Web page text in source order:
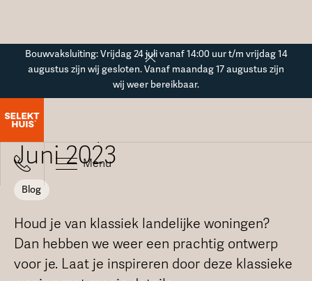
Bouwvaksluiting: Vrijdag 24 juli vanaf 14:00 uur t/m vrijdag 14
augustus zijn wij gesloten. Vanaf maandag 17 augustus zijn
wij weer bereikbaar.
Menu
Blogoverzicht
Ontwerp van de maand -
Juni 2023
Blog
Houd je van klassiek landelijke woningen?
Dan hebben we weer een prachtig ontwerp
voor je. Laat je inspireren door deze klassieke